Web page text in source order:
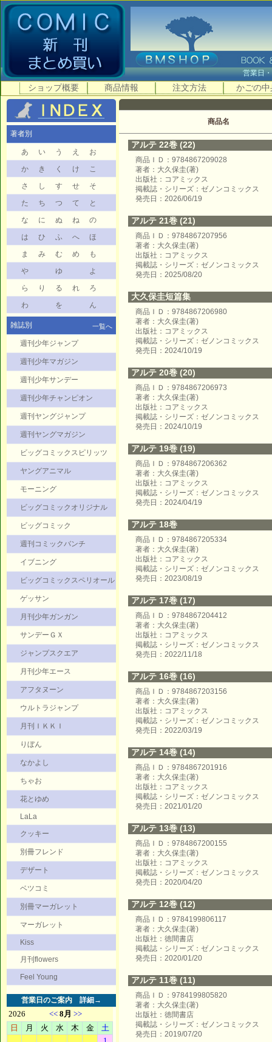
営業
ショップ概要 商品情報 注文方法 かごの中
著者別
あ い う え
お
か
き く け
こ
さ
し す せ
そ
た
ち つ て
と
な
に ぬ ね
の
は
ひ ふ へ
ほ
ま
み む め
も
や
ゆ
よ
ら
り る れ
ろ
わ
を ん
雑誌別 一覧へ
週刊少年ジャンプ
週刊少年マガジン
週刊少年サンデー
週刊少年チャンピオン
週刊ヤングジャンプ
週刊ヤングマガジン
ビッグコミックスピリッツ
ヤングアニマル
モーニング
ビッグコミックオリジナル
ビッグコミック
週刊コミックバンチ
イブニング
ビッグコミックスペリオール
ゲッサン
月刊少年ガンガン
サンデーＧＸ
ジャンプスクエア
月刊少年エース
アフタヌーン
ウルトラジャンプ
月刊ＩＫＫＩ
りぼん
なかよし
ちゃお
花とゆめ
LaLa
クッキー
別冊フレンド
デザート
ベツコミ
別冊マーガレット
マーガレット
Kiss
月刊flowers
Feel Young
営業日のご案内 詳細→
商品名
アルテ 22巻 (22)
商品ＩＤ：9784867209028
著者：大久保圭(著)
出版社：コアミックス
掲載誌・シリーズ：ゼノンコミックス
発売日：2026/06/19
アルテ 21巻 (21)
商品ＩＤ：9784867207956
著者：大久保圭(著)
出版社：コアミックス
掲載誌・シリーズ：ゼノンコミックス
発売日：2025/08/20
大久保圭短篇集
商品ＩＤ：9784867206980
著者：大久保圭(著)
出版社：コアミックス
掲載誌・シリーズ：ゼノンコミックス
発売日：2024/10/19
アルテ 20巻 (20)
商品ＩＤ：9784867206973
著者：大久保圭(著)
出版社：コアミックス
掲載誌・シリーズ：ゼノンコミックス
発売日：2024/10/19
アルテ 19巻 (19)
商品ＩＤ：9784867206362
著者：大久保圭(著)
出版社：コアミックス
掲載誌・シリーズ：ゼノンコミックス
発売日：2024/04/19
アルテ 18巻
商品ＩＤ：9784867205334
著者：大久保圭(著)
出版社：コアミックス
掲載誌・シリーズ：ゼノンコミックス
発売日：2023/08/19
アルテ 17巻 (17)
商品ＩＤ：9784867204412
著者：大久保圭(著)
出版社：コアミックス
掲載誌・シリーズ：ゼノンコミックス
発売日：2022/11/18
アルテ 16巻 (16)
商品ＩＤ：9784867203156
著者：大久保圭(著)
出版社：コアミックス
掲載誌・シリーズ：ゼノンコミックス
発売日：2022/03/19
アルテ 14巻 (14)
商品ＩＤ：9784867201916
著者：大久保圭(著)
出版社：コアミックス
掲載誌・シリーズ：ゼノンコミックス
発売日：2021/01/20
アルテ 13巻 (13)
商品ＩＤ：9784867200155
著者：大久保圭(著)
出版社：コアミックス
掲載誌・シリーズ：ゼノンコミックス
発売日：2020/04/20
アルテ 12巻 (12)
商品ＩＤ：9784199806117
著者：大久保圭(著)
出版社：徳間書店
掲載誌・シリーズ：ゼノンコミックス
発売日：2020/01/20
アルテ 11巻 (11)
商品ＩＤ：9784199805820
著者：大久保圭(著)
出版社：徳間書店
掲載誌・シリーズ：ゼノンコミックス
発売日：2019/07/20